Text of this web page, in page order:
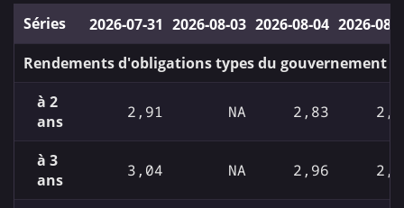
Séries 2026‑07‑31 2026‑08‑03 2026‑08‑04
Rendements d'obligations types du gouvernement
à 2
ans
2,91 NA 2,83
à 3
ans
3,04 NA 2,96